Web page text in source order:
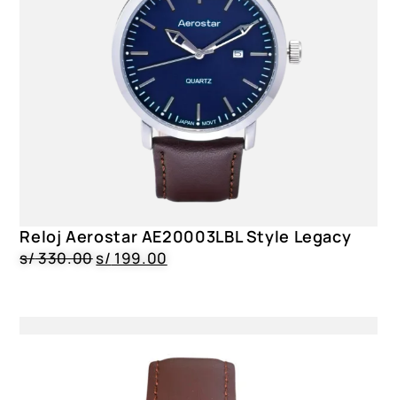
Reloj Aerostar AE20003LBL Style Legacy
s/330.00s/ 199.00